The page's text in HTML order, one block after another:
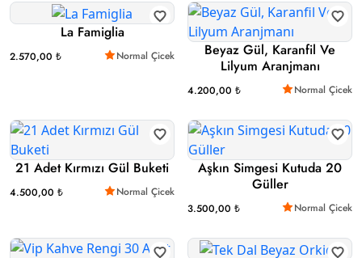
La Famiglia
2.570,00 ₺ Normal Çicek
Beyaz Gül, Karanfil Ve
Lilyum Aranjmanı
4.200,00 ₺ Normal Çicek
21 Adet Kırmızı Gül Buketi
4.500,00 ₺ Normal Çicek
Aşkın Simgesi Kutuda 20
Güller
3.500,00 ₺ Normal Çicek